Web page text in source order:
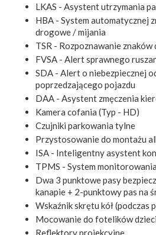
LKAS - Asystent utrzymania
HBA - System automatycznej
drogowe / mijania
TSR - Rozpoznawanie
FVSA - Alert sprawnego
SDA - Alert o niebezpiecznej
poprzedzającego pojazdu
DAA - Asystent zmęczenia
Kamera cofania (Typ - HD)
Czujniki parkowania tylne
Przystosowanie do montażu
ISA - Inteligentny asystent
TPMS - System
Dwa 3 punktowe pasy
kanapie + 2-punktowy pas na
Wskaźnik skrętu kół (podczas
Mocowanie do fotelików
Reflektory projekcyjne